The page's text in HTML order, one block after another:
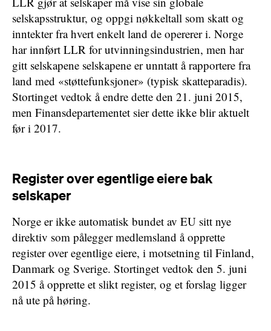
selskapsstruktur, og oppgi nøkkeltall som skatt og
inntekter fra hvert enkelt land de opererer i. Norge
har innført LLR for utvinningsindustrien, men har
gitt selskapene selskapene er unntatt å rapportere fra
land med «støttefunksjoner» (typisk skatteparadis).
Stortinget vedtok å endre dette den 21. juni 2015,
men Finansdepartementet sier dette ikke blir aktuelt
før i 2017.
Register over egentlige eiere bak
selskaper
Norge er ikke automatisk bundet av EU sitt nye
direktiv som pålegger medlemsland å opprette
register over egentlige eiere, i motsetning til Finland,
Danmark og Sverige. Stortinget vedtok den 5. juni
2015 å opprette et slikt register, og et forslag ligger
nå ute på høring.